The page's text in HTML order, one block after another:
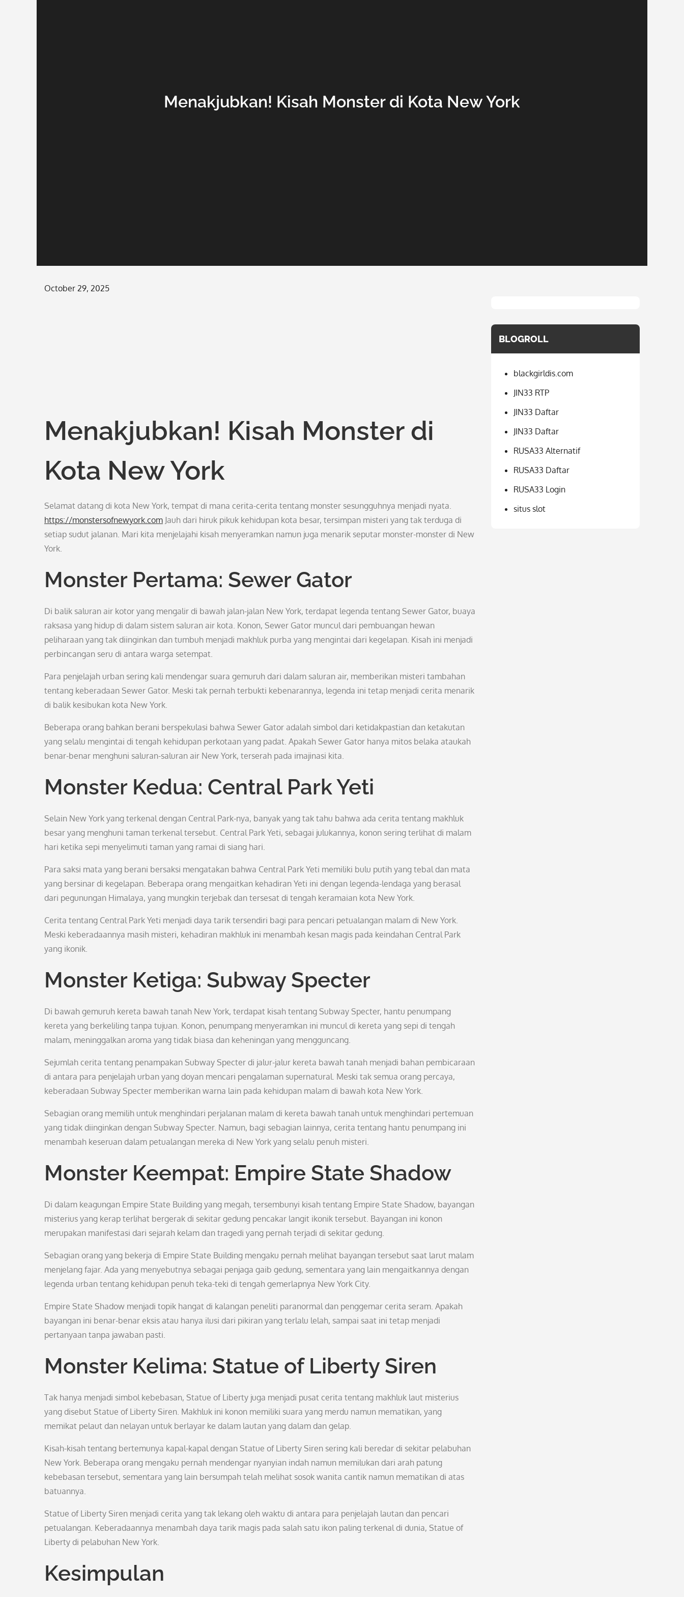
Menakjubkan! Kisah Monster di Kota New York
Posted
October 29, 2025
Menakjubkan! Kisah Monster di
Kota New York
Selamat datang di kota New York, tempat di mana cerita-cerita tentang monster sesungguhnya menjadi nyata.
https://monstersofnewyork.com Jauh dari hiruk pikuk kehidupan kota besar, tersimpan misteri yang tak terduga di
setiap sudut jalanan. Mari kita menjelajahi kisah menyeramkan namun juga menarik seputar monster-monster di New
York.
Monster Pertama: Sewer Gator
Di balik saluran air kotor yang mengalir di bawah jalan-jalan New York, terdapat legenda tentang Sewer Gator, buaya
raksasa yang hidup di dalam sistem saluran air kota. Konon, Sewer Gator muncul dari pembuangan hewan
peliharaan yang tak diinginkan dan tumbuh menjadi makhluk purba yang mengintai dari kegelapan. Kisah ini menjadi
perbincangan seru di antara warga setempat.
Para penjelajah urban sering kali mendengar suara gemuruh dari dalam saluran air, memberikan misteri tambahan
tentang keberadaan Sewer Gator. Meski tak pernah terbukti kebenarannya, legenda ini tetap menjadi cerita menarik
di balik kesibukan kota New York.
Beberapa orang bahkan berani berspekulasi bahwa Sewer Gator adalah simbol dari ketidakpastian dan ketakutan
yang selalu mengintai di tengah kehidupan perkotaan yang padat. Apakah Sewer Gator hanya mitos belaka ataukah
benar-benar menghuni saluran-saluran air New York, terserah pada imajinasi kita.
Monster Kedua: Central Park Yeti
Selain New York yang terkenal dengan Central Park-nya, banyak yang tak tahu bahwa ada cerita tentang makhluk
besar yang menghuni taman terkenal tersebut. Central Park Yeti, sebagai julukannya, konon sering terlihat di malam
hari ketika sepi menyelimuti taman yang ramai di siang hari.
Para saksi mata yang berani bersaksi mengatakan bahwa Central Park Yeti memiliki bulu putih yang tebal dan mata
yang bersinar di kegelapan. Beberapa orang mengaitkan kehadiran Yeti ini dengan legenda-lendaga yang berasal
dari pegunungan Himalaya, yang mungkin terjebak dan tersesat di tengah keramaian kota New York.
Cerita tentang Central Park Yeti menjadi daya tarik tersendiri bagi para pencari petualangan malam di New York.
Meski keberadaannya masih misteri, kehadiran makhluk ini menambah kesan magis pada keindahan Central Park
yang ikonik.
Monster Ketiga: Subway Specter
Di bawah gemuruh kereta bawah tanah New York, terdapat kisah tentang Subway Specter, hantu penumpang
kereta yang berkeliling tanpa tujuan. Konon, penumpang menyeramkan ini muncul di kereta yang sepi di tengah
malam, meninggalkan aroma yang tidak biasa dan keheningan yang mengguncang.
Sejumlah cerita tentang penampakan Subway Specter di jalur-jalur kereta bawah tanah menjadi bahan pembicaraan
di antara para penjelajah urban yang doyan mencari pengalaman supernatural. Meski tak semua orang percaya,
keberadaan Subway Specter memberikan warna lain pada kehidupan malam di bawah kota New York.
Sebagian orang memilih untuk menghindari perjalanan malam di kereta bawah tanah untuk menghindari pertemuan
yang tidak diinginkan dengan Subway Specter. Namun, bagi sebagian lainnya, cerita tentang hantu penumpang ini
menambah keseruan dalam petualangan mereka di New York yang selalu penuh misteri.
Monster Keempat: Empire State Shadow
Di dalam keagungan Empire State Building yang megah, tersembunyi kisah tentang Empire State Shadow, bayangan
misterius yang kerap terlihat bergerak di sekitar gedung pencakar langit ikonik tersebut. Bayangan ini konon
merupakan manifestasi dari sejarah kelam dan tragedi yang pernah terjadi di sekitar gedung.
Sebagian orang yang bekerja di Empire State Building mengaku pernah melihat bayangan tersebut saat larut malam
menjelang fajar. Ada yang menyebutnya sebagai penjaga gaib gedung, sementara yang lain mengaitkannya dengan
legenda urban tentang kehidupan penuh teka-teki di tengah gemerlapnya New York City.
Empire State Shadow menjadi topik hangat di kalangan peneliti paranormal dan penggemar cerita seram. Apakah
bayangan ini benar-benar eksis atau hanya ilusi dari pikiran yang terlalu lelah, sampai saat ini tetap menjadi
pertanyaan tanpa jawaban pasti.
Monster Kelima: Statue of Liberty Siren
Tak hanya menjadi simbol kebebasan, Statue of Liberty juga menjadi pusat cerita tentang makhluk laut misterius
yang disebut Statue of Liberty Siren. Makhluk ini konon memiliki suara yang merdu namun mematikan, yang
memikat pelaut dan nelayan untuk berlayar ke dalam lautan yang dalam dan gelap.
Kisah-kisah tentang bertemunya kapal-kapal dengan Statue of Liberty Siren sering kali beredar di sekitar pelabuhan
New York. Beberapa orang mengaku pernah mendengar nyanyian indah namun memilukan dari arah patung
kebebasan tersebut, sementara yang lain bersumpah telah melihat sosok wanita cantik namun mematikan di atas
batuannya.
Statue of Liberty Siren menjadi cerita yang tak lekang oleh waktu di antara para penjelajah lautan dan pencari
petualangan. Keberadaannya menambah daya tarik magis pada salah satu ikon paling terkenal di dunia, Statue of
Liberty di pelabuhan New York.
Kesimpulan
BLOGROLL
blackgirldis.com
JIN33 RTP
JIN33 Daftar
JIN33 Daftar
RUSA33 Alternatif
RUSA33 Daftar
RUSA33 Login
situs slot